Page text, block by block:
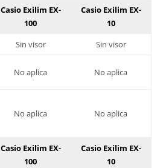
Casio Exilim EX-
100
Casio Exilim EX-
10
Sin visor
Sin visor
No aplica No aplica
No aplica No aplica
Casio Exilim EX-
100
Casio Exilim EX-
10